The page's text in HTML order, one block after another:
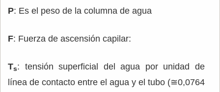
P: Es el peso de la columna de agua
F: Fuerza de ascensión capilar:
Ts: tensión superficial del agua por unidad de
línea de contacto entre el agua y el tubo (≅0,0764